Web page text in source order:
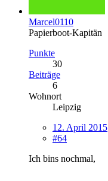
Marcel0110
Papierboot-Kapitän
Punkte
30
Beiträge
6
Wohnort
Leipzig
12. April 2015
#64
Ich bins nochmal,